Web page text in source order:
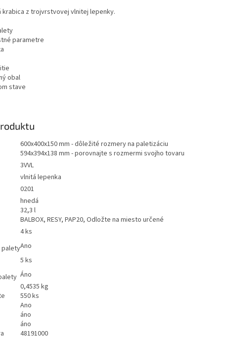
krabica z trojvrstvovej vlnitej lepenky.
parametre
obal
stave
600x400x150 mm - dôležité rozmery na paletizáciu
594x394x138 mm - porovnajte s rozmermi svojho tovaru
3VVL
vlnitá lepenka
0201
hnedá
32,3 l
BALBOX, RESY, PAP20, Odložte na miesto určené
4 ks
paletyAno
5 ks
Áno
0,4535 kg
550 ks
Ano
áno
áno
48191000